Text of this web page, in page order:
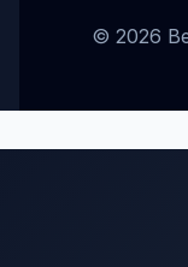
© 2026